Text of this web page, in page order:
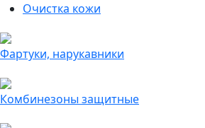
Очистка кожи
Фартуки, нарукавники
Комбинезоны защитные